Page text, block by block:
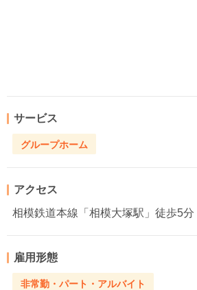
サービス
グループホーム
アクセス
相模鉄道本線「相模大塚駅」徒歩5分
雇用形態
非常勤・パート・アルバイト